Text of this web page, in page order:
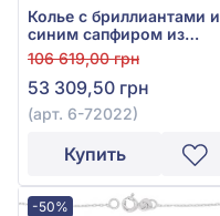
Колье с бриллиантами и
синим сапфиром из
белого золота 585°, арт.
6-72022
106 619,00 грн
53 309,50 грн
(арт. 6-72022)
Купить
-50%